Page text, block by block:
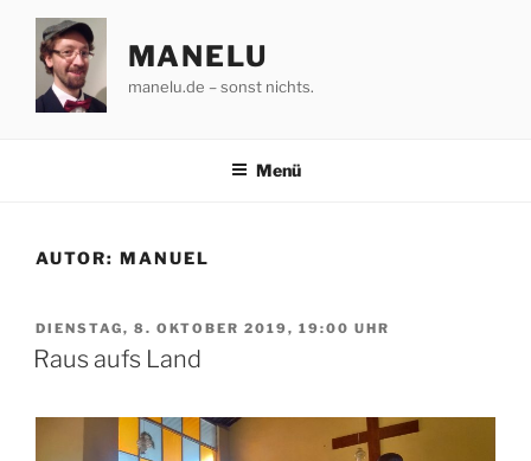
Zum
Inhalt
springen
MANELU
manelu.de – sonst nichts.
Menü
AUTOR: MANUEL
VERÖFFENTLICHT
AM
DIENSTAG, 8. OKTOBER 2019, 19:00 UHR
Raus aufs Land